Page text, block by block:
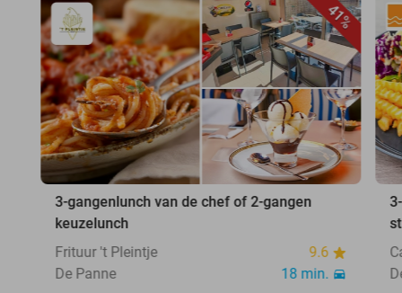
41%
3-gangenlunch van de chef of 2-gangen
keuzelunch
Frituur 't Pleintje
9.6
De Panne
18 min.